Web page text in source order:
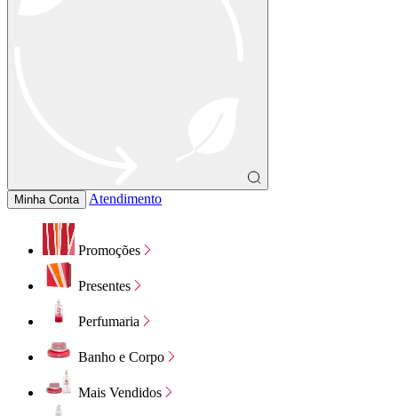
Minha Conta Atendimento
Promoções
Presentes
Perfumaria
Banho e Corpo
Mais Vendidos